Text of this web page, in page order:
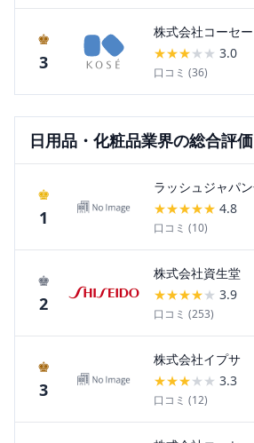
♚
3
株式会社コーセー
★★★★ ★ 3.0
口コミ (36)
日用品・化粧品業界の総合評
♚
1
ラッシュジャパ
★★★★★ 4.8
口コミ (10)
♚
2
株式会社資生堂
★★★★★ 3.9
口コミ (253)
♚
3
株式会社イプサ
★★★★ ★ 3.3
口コミ (12)